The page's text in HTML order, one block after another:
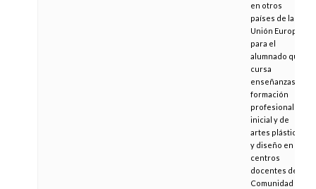
en otros
países de la
Unión Europea
para el
alumnado que
cursa
enseñanzas de
formación
profesional
inicial y de
artes plásticas
y diseño en
centros
docentes de la
Comunidad